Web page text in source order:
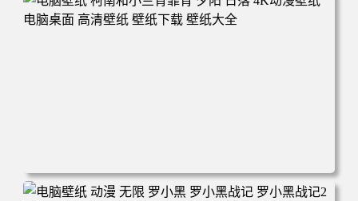
林 蓝天 4k壁纸 电脑桌面 高清壁纸 壁纸下载 壁纸大全
电脑壁纸 柯南和小兰背靠背 夕阳 日落 4K动漫壁纸 电脑桌